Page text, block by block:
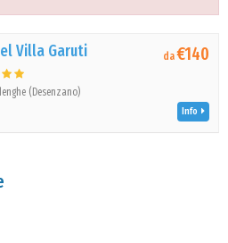
Villa Garuti
(Desenzano)
da€140
Info